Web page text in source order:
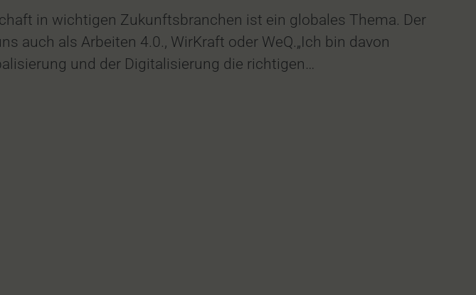
in wichtigen Zukunftsbranchen ist ein globales Thema. Der
auch als Arbeiten 4.0., WirKraft oder WeQ.„Ich bin davon
und der Digitalisierung die richtigen…